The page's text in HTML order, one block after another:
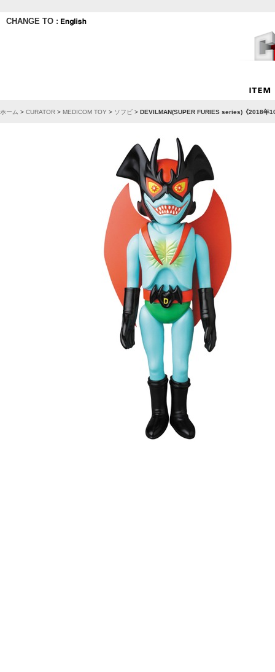
CHANGE TO :
ホーム > CURATOR > MEDICOM TOY > ソフビ > DEVILMAN(SUPER FURIES series)《2018年